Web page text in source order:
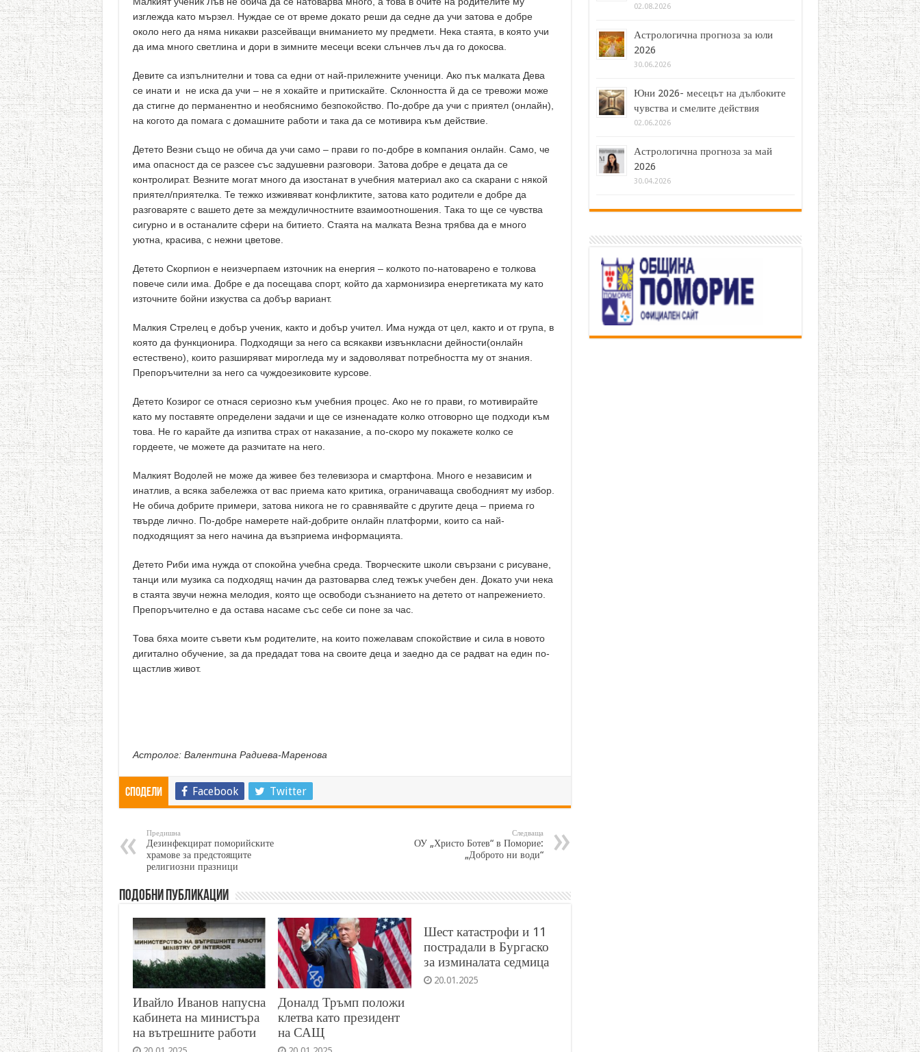
изглежда като мързел. Нуждае се от време докато реши да седне да учи затова е добре
около него да няма никакви разсейващи вниманието му предмети. Нека стаята, в която учи
да има много светлина и дори в зимните месеци всеки слънчев лъч да го докосва.
Девите са изпълнителни и това са едни от най-прилежните ученици. Ако пък малката Дева
се инати и не иска да учи – не я хокайте и притискайте. Склонността й да се тревожи може
да стигне до перманентно и необяснимо безпокойство. По-добре да учи с приятел (онлайн),
на когото да помага с домашните работи и така да се мотивира към действие.
Детето Везни също не обича да учи само – прави го по-добре в компания онлайн. Само, че
има опасност да се разсее със задушевни разговори. Затова добре е децата да се
контролират. Везните могат много да изостанат в учебния материал ако са скарани с някой
приятел/приятелка. Те тежко изживяват конфликтите, затова като родители е добре да
разговаряте с вашето дете за междуличностните взаимоотношения. Така то ще се чувства
сигурно и в останалите сфери на битието. Стаята на малката Везна трябва да е много
уютна, красива, с нежни цветове.
Детето Скорпион е неизчерпаем източник на енергия – колкото по-натоварено е толкова
повече сили има. Добре е да посещава спорт, който да хармонизира енергетиката му като
източните бойни изкуства са добър вариант.
Малкия Стрелец е добър ученик, както и добър учител. Има нужда от цел, както и от група, в
която да функционира. Подходящи за него са всякакви извънкласни дейности(онлайн
естествено), които разширяват мирогледа му и задоволяват потребността му от знания.
Препоръчителни за него са чуждоезиковите курсове.
Детето Козирог се отнася сериозно към учебния процес. Ако не го прави, го мотивирайте
като му поставяте определени задачи и ще се изненадате колко отговорно ще подходи към
това. Не го карайте да изпитва страх от наказание, а по-скоро му покажете колко се
гордеете, че можете да разчитате на него.
Малкият Водолей не може да живее без телевизора и смартфона. Много е независим и
инатлив, а всяка забележка от вас приема като критика, ограничаваща свободният му избор.
Не обича добрите примери, затова никога не го сравнявайте с другите деца – приема го
твърде лично. По-добре намерете най-добрите онлайн платформи, които са най-
подходящият за него начина да възприема информацията.
Детето Риби има нужда от спокойна учебна среда. Творческите школи свързани с рисуване,
танци или музика са подходящ начин да разтоварва след тежък учебен ден. Докато учи нека
в стаята звучи нежна мелодия, която ще освободи съзнанието на детето от напрежението.
Препоръчително е да остава насаме със себе си поне за час.
Това бяха моите съвети към родителите, на които пожелавам спокойствие и сила в новото
дигитално обучение, за да предадат това на своите деца и заедно да се радват на един по-
щастлив живот.
Астролог: Валентина Радиева-Маренова
Сподели Facebook Twitter
Предишна
Дезинфекцират поморийските
храмове за предстоящите
религиозни празници
Следваща
ОУ „Христо Ботев“ в Поморие:
„Доброто ни води“
Подобни публикации
Ивайло Иванов напусна
кабинета на министъра
на вътрешните работи
Доналд Тръмп положи
клетва като президент
на САЩ
Шест катастрофи и 11
пострадали в Бургаско
за изминалата седмица
20.01.2025
02.08.2026
Астрологична прогноза за юли
2026
30.06.2026
Юни 2026- месецът на дълбоките
чувства и смелите действия
02.06.2026
Астрологична прогноза за май
2026
30.04.2026